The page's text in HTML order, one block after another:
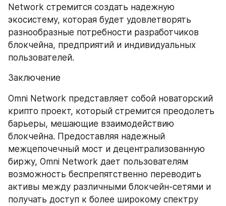
Network стремится создать надежную
экосистему, которая будет удовлетворять
разнообразные потребности разработчиков
блокчейна, предприятий и индивидуальных
пользователей.
Заключение
Omni Network представляет собой новаторский
крипто проект, который стремится преодолеть
барьеры, мешающие взаимодействию
блокчейна. Предоставляя надежный
межцепочечный мост и децентрализованную
биржу, Omni Network дает пользователям
возможность беспрепятственно переводить
активы между различными блокчейн-сетями и
получать доступ к более широкому спектру